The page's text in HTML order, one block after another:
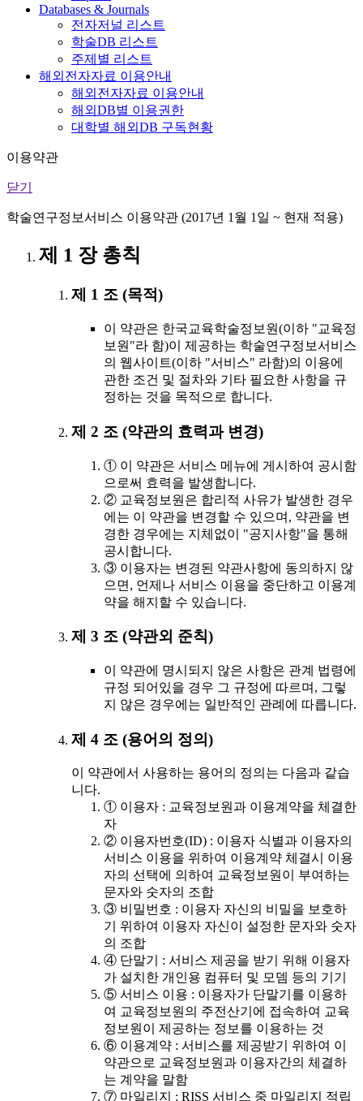
Databases & Journals
전자저널 리스트
학술DB 리스트
주제별 리스트
해외전자자료 이용안내
해외전자자료 이용안내
해외DB별 이용권한
대학별 해외DB 구독현황
이용약관
닫기
학술연구정보서비스 이용약관 (2017년 1월 1일 ~ 현재 적용)
제 1 장 총칙
제 1 조 (목적)
이 약관은 한국교육학술정보원(이하 "교육정
보원"라 함)이 제공하는 학술연구정보서비스
의 웹사이트(이하 "서비스" 라함)의 이용에
관한 조건 및 절차와 기타 필요한 사항을 규
정하는 것을 목적으로 합니다.
제 2 조 (약관의 효력과 변경)
① 이 약관은 서비스 메뉴에 게시하여 공시함
으로써 효력을 발생합니다.
② 교육정보원은 합리적 사유가 발생한 경우
에는 이 약관을 변경할 수 있으며, 약관을 변
경한 경우에는 지체없이 "공지사항"을 통해
공시합니다.
③ 이용자는 변경된 약관사항에 동의하지 않
으면, 언제나 서비스 이용을 중단하고 이용계
약을 해지할 수 있습니다.
제 3 조 (약관외 준칙)
이 약관에 명시되지 않은 사항은 관계 법령에
규정 되어있을 경우 그 규정에 따르며, 그렇
지 않은 경우에는 일반적인 관례에 따릅니다.
제 4 조 (용어의 정의)
이 약관에서 사용하는 용어의 정의는 다음과 같습
니다.
① 이용자 : 교육정보원과 이용계약을 체결한
자
② 이용자번호(ID) : 이용자 식별과 이용자의
서비스 이용을 위하여 이용계약 체결시 이용
자의 선택에 의하여 교육정보원이 부여하는
문자와 숫자의 조합
③ 비밀번호 : 이용자 자신의 비밀을 보호하
기 위하여 이용자 자신이 설정한 문자와 숫자
의 조합
④ 단말기 : 서비스 제공을 받기 위해 이용자
가 설치한 개인용 컴퓨터 및 모뎀 등의 기기
⑤ 서비스 이용 : 이용자가 단말기를 이용하
여 교육정보원의 주전산기에 접속하여 교육
정보원이 제공하는 정보를 이용하는 것
⑥ 이용계약 : 서비스를 제공받기 위하여 이
약관으로 교육정보원과 이용자간의 체결하
는 계약을 말함
⑦ 마일리지 : RISS 서비스 중 마일리지 적립